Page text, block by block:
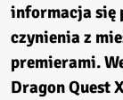
informacja się
czynienia z
premierami.
Dragon Quest